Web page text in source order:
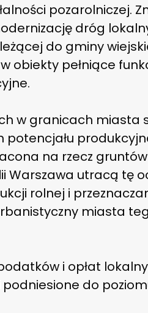
pozarolniczej.
dróg
do gminy
obiekty pełniące
w granicach miasta
na rzecz
Warszawa utracą tę
rolnej i
miasta
i opłat
do